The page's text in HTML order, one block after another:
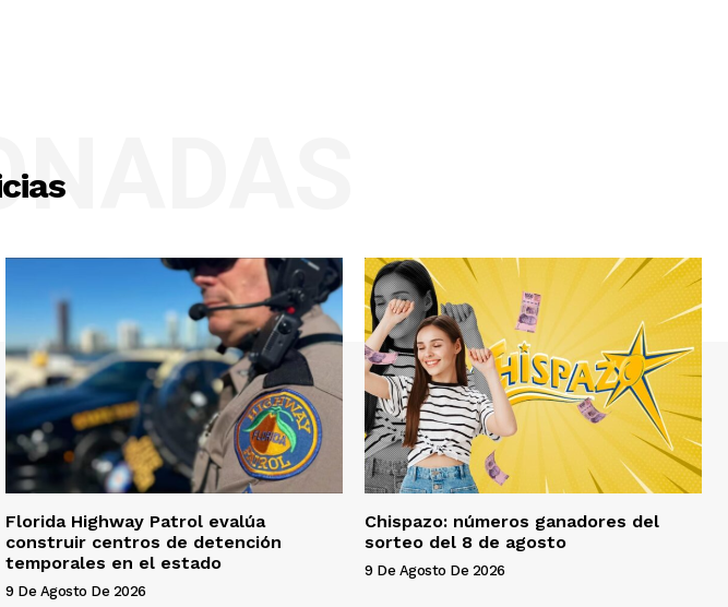
Florida Highway Patrol evalúa
construir centros de detención
temporales en el estado
9 De Agosto De 2026
Chispazo: números ganadores del
sorteo del 8 de agosto
9 De Agosto De 2026